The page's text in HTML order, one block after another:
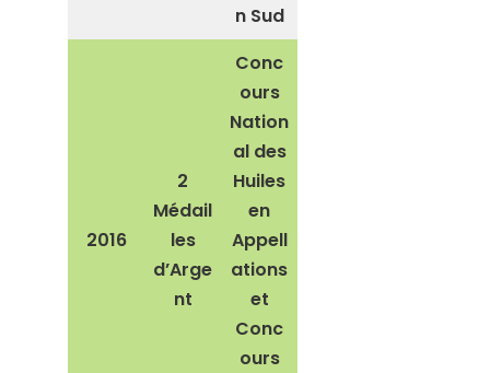
n Sud
2016
2
Médail
les
d’Arge
nt
Conc
ours
Nation
al des
Huiles
en
Appell
ations
et
Conc
ours